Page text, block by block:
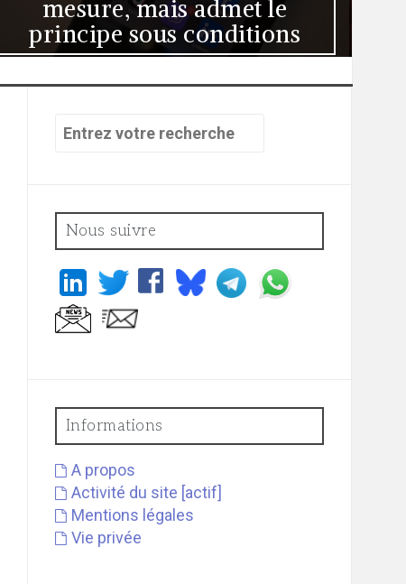
matière pénale
Recherche
Nous suivre
Informations
A propos
Activité du site [actif]
Mentions légales
Vie privée